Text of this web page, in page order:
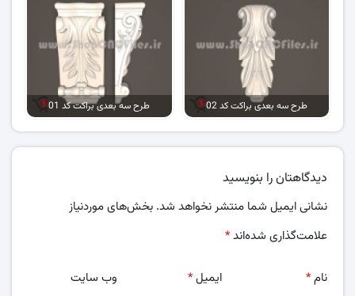
طرح سه بعدی براکت کد 02 طرح سه بعدی براکت کد 01
دیدگاهتان را بنویسید
نشانی ایمیل شما منتشر نخواهد شد. بخش‌های موردنیاز
علامت‌گذاری شده‌اند*
نام* ایمیل* وب‌ سایت